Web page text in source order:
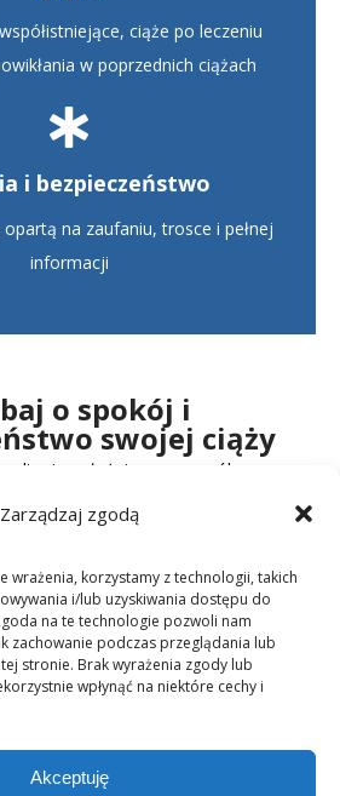
Zarządzaj zgodą
wrażenia, korzystamy z technologii, takich
i/lub uzyskiwania dostępu do
na te technologie pozwoli nam
zachowanie podczas przeglądania lub
stronie. Brak wyrażenia zgody lub
wpłynąć na niektóre cechy i
Akceptuję
ciąże po leczeniu
w poprzednich ciążach
i bezpieczeństwo
na zaufaniu, trosce i pełnej
informacji
o spokój i
swojej ciąży
położniczą – pozwól nam
o Ciebie i Twoje dziecko.